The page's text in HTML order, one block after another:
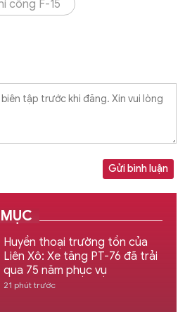
công F-15
Gửi bình luận
Huyền thoại trường tồn của
Liên Xô: Xe tăng PT-76 đã trải
qua 75 năm phục vụ
21 phút trước